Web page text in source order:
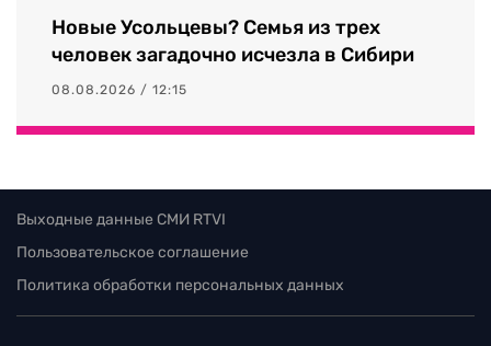
Новые Усольцевы? Семья из трех
человек загадочно исчезла в Сибири
08.08.2026 / 12:15
Выходные данные СМИ RTVI
Пользовательское соглашение
Политика обработки персональных данных